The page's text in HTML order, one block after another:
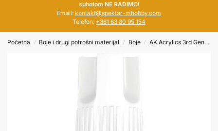
subotom NE RADIMO!
Email: kontakt@spektar-mhobby.com
Telefon: +381 63 80 95 154
Početna / Boje i drugi potrošni materijal / Boje / AK Acrylics 3rd Generation